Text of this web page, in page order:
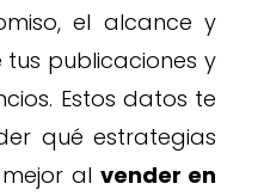
el alcance y
tus publicaciones y
Estos datos te
qué estrategias
al vender en